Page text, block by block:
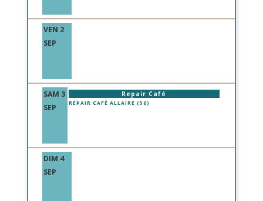
VEN 2
SEP
SAM 3
SEP
Repair Café
REPAIR CAFÉ ALLAIRE (56)
DIM 4
SEP